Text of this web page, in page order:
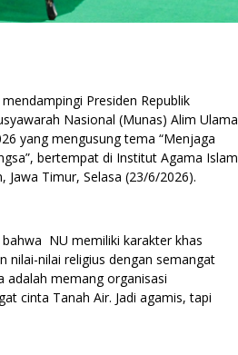
Presiden Republik
Nasional (Munas) Alim Ulama
yang mengusung tema “Menjaga
bertempat di Institut Agama Islam
Jawa Timur, Selasa (23/6/2026).
NU memiliki karakter khas
nilai-nilai religius dengan semangat
adalah memang organisasi
cinta Tanah Air. Jadi agamis, tapi